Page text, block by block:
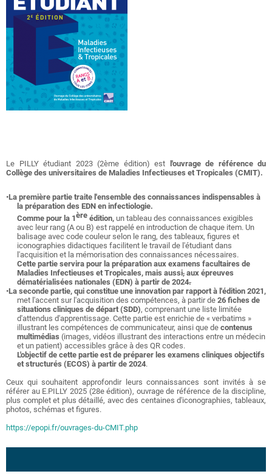
Le PILLY étudiant 2023 (2ème édition) est
l'ouvrage de référence du
Collège des universitaires de Maladies Infectieuses et Tropicales (CMIT).
•La première partie traite l'ensemble des connaissances indispensables à
la préparation des EDN en infectiologie.
Comme pour la 1ère édition, un tableau des connaissances exigibles
avec leur rang (A ou B) est rappelé en introduction de chaque item. Un
balisage avec code couleur selon le rang, des tableaux, figures et
iconographies didactiques facilitent le travail de l'étudiant dans
l'acquisition et la mémorisation des connaissances nécessaires.
Cette partie servira pour la préparation aux examens facultaires de
Maladies Infectieuses et Tropicales, mais aussi, aux épreuves
dématérialisées nationales (EDN) à partir de 2024.
•La seconde partie, qui constitue une innovation par rapport à l'édition 2021,
met l'accent sur l'acquisition des compétences, à partir de 26 fiches de
situations cliniques de départ (SDD), comprenant une liste limitée
d'attendus d'apprentissage. Cette partie est enrichie de « verbatims »
illustrant les compétences de communicateur, ainsi que de contenus
multimédias (images, vidéos illustrant des interactions entre un médecin
et un patient) accessibles grâce à des QR codes.
L'objectif de cette partie est de préparer les examens cliniques objectifs
et structurés (ECOS) à partir de 2024.
Ceux qui souhaitent approfondir leurs connaissances sont invités à se
référer au E.PILLY 2025 (28e édition), ouvrage de référence de la discipline,
plus complet et plus détaillé, avec des centaines d'iconographies, tableaux,
photos, schémas et figures.
https://epopi.fr/ouvrages-du-CMIT.php